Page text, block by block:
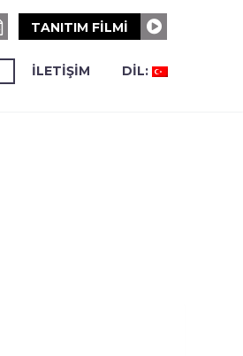
TANITIM FİLMİ
İLETİŞİM DIL: